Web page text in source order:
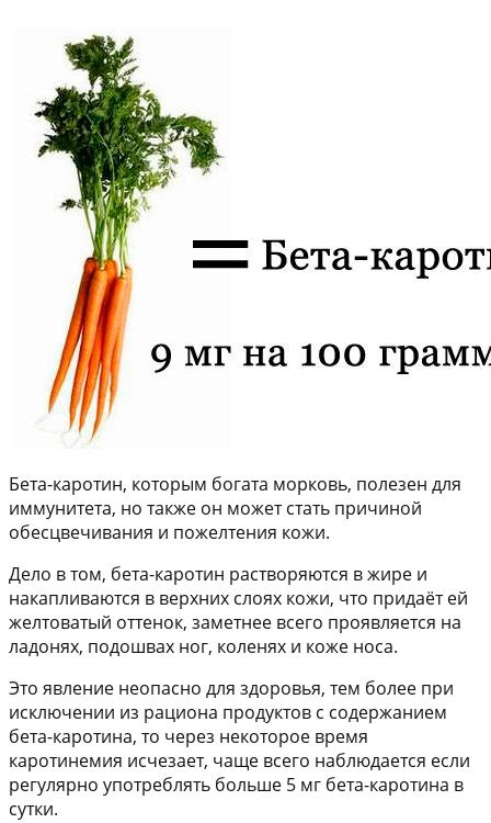
Бета-каротин, которым богата морковь, полезен для
иммунитета, но также он может стать причиной
обесцвечивания и пожелтения кожи.
Дело в том, бета-каротин растворяются в жире и
накапливаются в верхних слоях кожи, что придаёт ей
желтоватый оттенок, заметнее всего проявляется на
ладонях, подошвах ног, коленях и коже носа.
Это явление неопасно для здоровья, тем более при
исключении из рациона продуктов с содержанием
бета-каротина, то через некоторое время
каротинемия исчезает, чаще всего наблюдается если
регулярно употреблять больше 5 мг бета-каротина в
сутки.